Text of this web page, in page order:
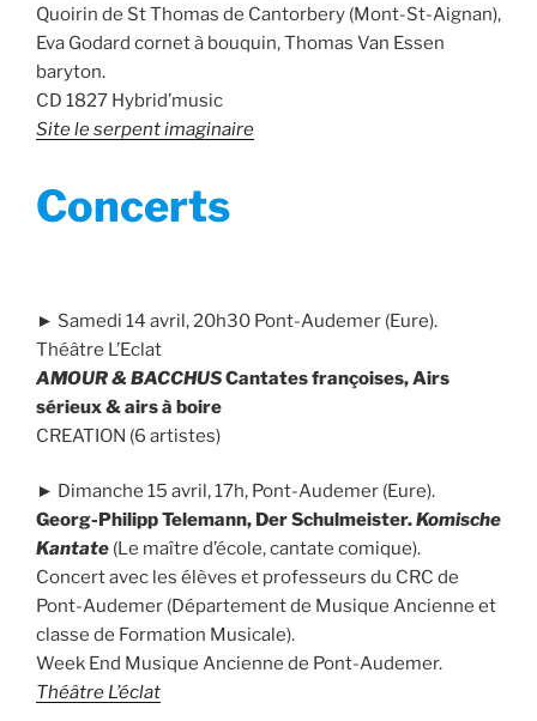
Quoirin de St Thomas de Cantorbery (Mont-St-Aignan),
Eva Godard cornet à bouquin, Thomas Van Essen
baryton.
CD 1827 Hybrid’music
Site le serpent imaginaire
Concerts
► Samedi 14 avril, 20h30 Pont-Audemer (Eure).
Théâtre L’Eclat
AMOUR & BACCHUSCantates françoises, Airs
sérieux & airs à boire
CREATION (6 artistes)
► Dimanche 15 avril, 17h, Pont-Audemer (Eure).
Georg-Philipp Telemann, Der Schulmeister.Komische
Kantate (Le maître d’école, cantate comique).
Concert avec les élèves et professeurs du CRC de
Pont-Audemer (Département de Musique Ancienne et
classe de Formation Musicale).
Week End Musique Ancienne de Pont-Audemer.
Théâtre L’éclat